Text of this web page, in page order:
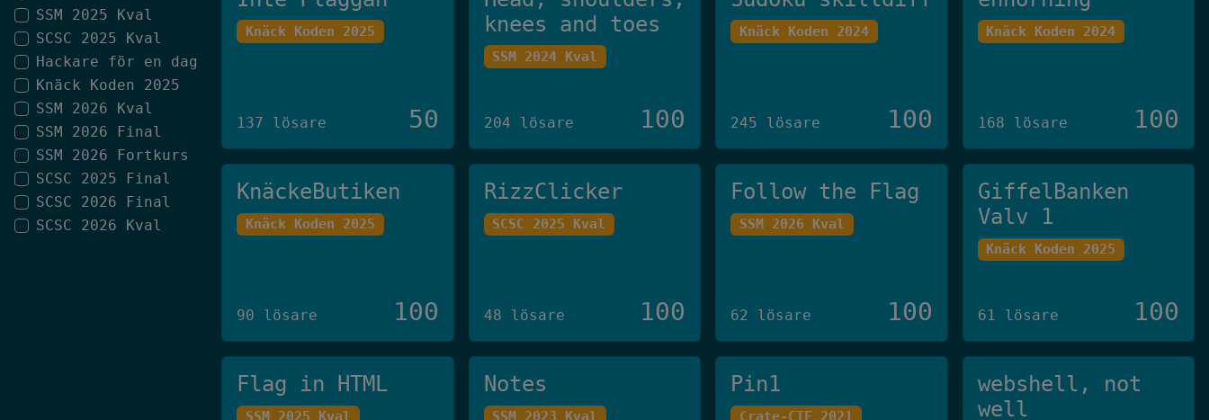
SSM 2025 Kval
SCSC 2025 Kval
Hackare för en dag
Knäck Koden 2025
SSM 2026 Kval
SSM 2026 Final
SSM 2026 Fortkurs
SCSC 2025 Final
SCSC 2026 Final
SCSC 2026 Kval
Knäck Koden 2025
137 lösare 50
knees and toes
SSM 2024 Kval
204 lösare 100
Knäck Koden 2024
245 lösare 100
Knäck Koden 2024
168 lösare 100
KnäckeButiken
Knäck Koden 2025
90 lösare 100
RizzClicker
SCSC 2025 Kval
48 lösare 100
Follow the Flag
SSM 2026 Kval
62 lösare 100
GiffelBanken
Valv 1
Knäck Koden 2025
61 lösare 100
Flag in HTML
SSM 2025 Kval
Notes
SSM 2023 Kval
Pin1
Crate-CTF 2021
webshell, not
well